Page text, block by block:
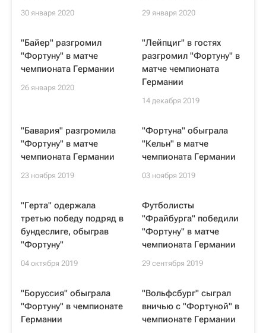
30 января 2020 29 января 2020
"Байер" разгромил
"Фортуну" в матче
чемпионата Германии
26 января 2020
"Лейпциг" в гостях
разгромил "Фортуну" в
матче чемпионата
Германии
14 декабря 2019
"Бавария" разгромила
"Фортуну" в матче
чемпионата Германии
23 ноября 2019
"Фортуна" обыграла
"Кельн" в матче
чемпионата Германии
03 ноября 2019
"Герта" одержала
третью победу подряд в
бундеслиге, обыграв
"Фортуну"
04 октября 2019
Футболисты
"Фрайбурга" победили
"Фортуну" в матче
чемпионата Германии
29 сентября 2019
"Боруссия" обыграла
"Фортуну" в чемпионате
Германии
"Вольфсбург" сыграл
вничью с "Фортуной" в
чемпионате Германии